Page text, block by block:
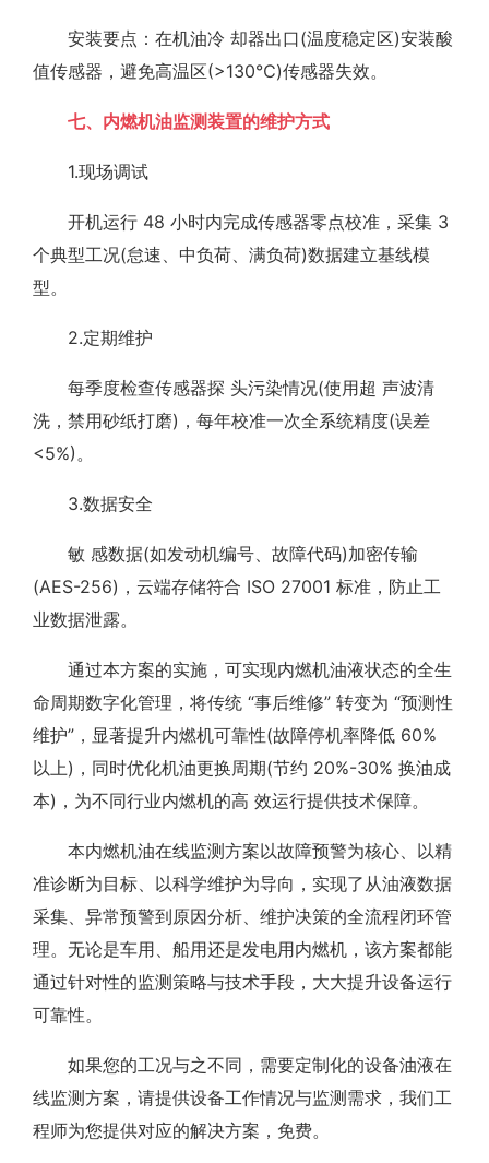
安装要点：在机油冷 却器出口(温度稳定区)安装酸
值传感器，避免高温区(>130℃)传感器失效。
七、内燃机油监测装置的维护方式
1.现场调试
开机运行 48 小时内完成传感器零点校准，采集 3
个典型工况(怠速、中负荷、满负荷)数据建立基线模
型。
2.定期维护
每季度检查传感器探 头污染情况(使用超 声波清
洗，禁用砂纸打磨)，每年校准一次全系统精度(误差
<5%)。
3.数据安全
敏 感数据(如发动机编号、故障代码)加密传输
(AES-256)，云端存储符合 ISO 27001 标准，防止工
业数据泄露。
通过本方案的实施，可实现内燃机油液状态的全生
命周期数字化管理，将传统 “事后维修” 转变为 “预测性
维护”，显著提升内燃机可靠性(故障停机率降低 60%
以上)，同时优化机油更换周期(节约 20%-30% 换油成
本)，为不同行业内燃机的高 效运行提供技术保障。
本内燃机油在线监测方案以故障预警为核心、以精
准诊断为目标、以科学维护为导向，实现了从油液数据
采集、异常预警到原因分析、维护决策的全流程闭环管
理。无论是车用、船用还是发电用内燃机，该方案都能
通过针对性的监测策略与技术手段，大大提升设备运行
可靠性。
如果您的工况与之不同，需要定制化的设备油液在
线监测方案，请提供设备工作情况与监测需求，我们工
程师为您提供对应的解决方案，免费。